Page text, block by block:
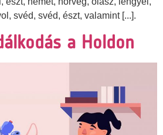
svéd, svéd, észt, valamint [...].
a Holdon